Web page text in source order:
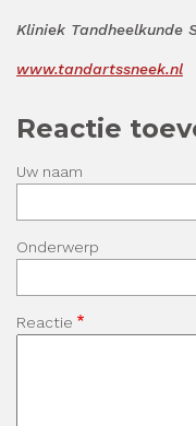
Kliniek Tandheelkunde
www.tandartssneek.nl
Reactie
Uw naam
Onderwerp
Reactie